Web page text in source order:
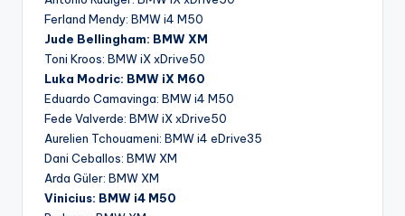
Ferland Mendy: BMW i4 M50
Jude Bellingham: BMW XM
Toni Kroos: BMW iX xDrive50
Luka Modric: BMW iX M60
Eduardo Camavinga: BMW i4 M50
Fede Valverde: BMW iX xDrive50
Aurelien Tchouameni: BMW i4 eDrive35
Dani Ceballos: BMW XM
Arda Güler: BMW XM
Vinicius: BMW i4 M50